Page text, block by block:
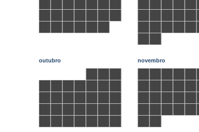
outubro novembro